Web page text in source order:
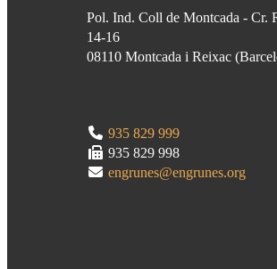
Pol. Ind. Coll de Montcada - Cr.
14-16
08110 Montcada i Reixac (
935 829 999
935 829 998
engrunes@engrunes.org